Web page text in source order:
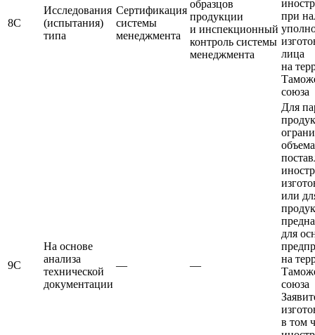
при
лица
на
союза
8С
Исследования
(испытания)
типа
Сертификация
системы
менеджмента
образцов
продукции
и инспекционный
контроль системы
менеджмента
9С
На основе
анализа
технической
документации
— —
Для
или
для
на
союза
в том